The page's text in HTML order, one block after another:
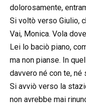
dolorosamente,
Si voltò verso Giulio,
Vai, Monica. Vola
Lei lo baciò piano,
ma non pianse. In
davvero né con te, né
Si avviò verso la
non avrebbe mai